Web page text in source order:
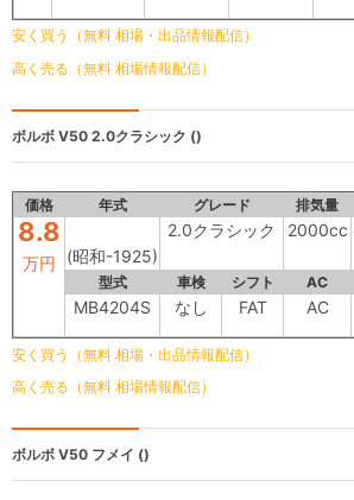
安く買う（無料 相場・出品情報配信）
高く売る（無料 相場情報配信）
ボルボ V50 2.0クラシック ()
価格 年式 グレード 排気量
8.8
万円 (昭和-1925)
2.0クラシック 2000cc
型式 車検 シフト AC
MB4204S なし FAT AC
安く買う（無料 相場・出品情報配信）
高く売る（無料 相場情報配信）
ボルボ V50 フメイ ()